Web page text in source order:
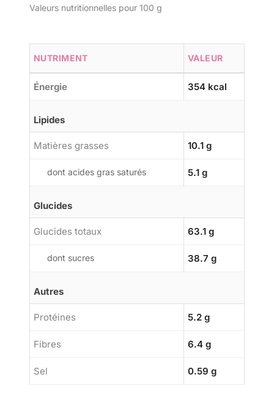
Valeurs nutritionnelles pour 100 g
NUTRIMENT VALEUR
Énergie 354 kcal
Lipides
Matières grasses 10.1 g
dont acides gras saturés 5.1 g
Glucides
Glucides totaux 63.1 g
dont sucres 38.7 g
Autres
Protéines 5.2 g
Fibres 6.4 g
Sel 0.59 g